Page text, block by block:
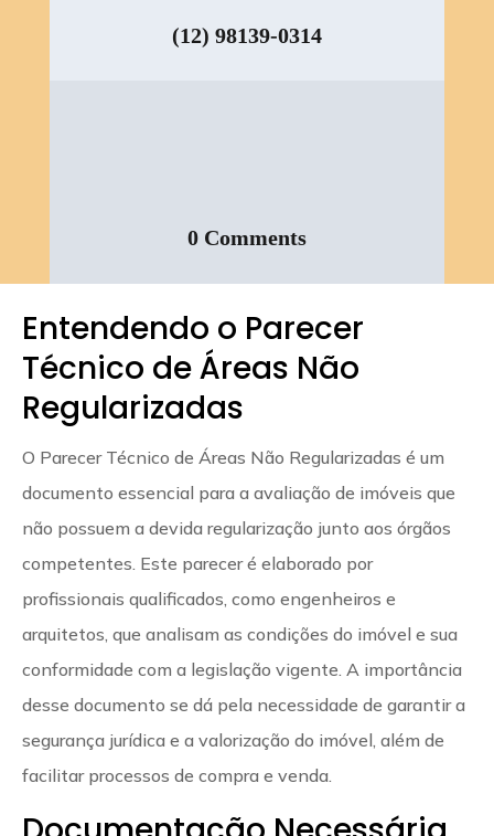
(12) 98139-0314
0 Comments
Entendendo o Parecer
Técnico de Áreas Não
Regularizadas
O Parecer Técnico de Áreas Não Regularizadas é um
documento essencial para a avaliação de imóveis que
não possuem a devida regularização junto aos órgãos
competentes. Este parecer é elaborado por
profissionais qualificados, como engenheiros e
arquitetos, que analisam as condições do imóvel e sua
conformidade com a legislação vigente. A importância
desse documento se dá pela necessidade de garantir a
segurança jurídica e a valorização do imóvel, além de
facilitar processos de compra e venda.